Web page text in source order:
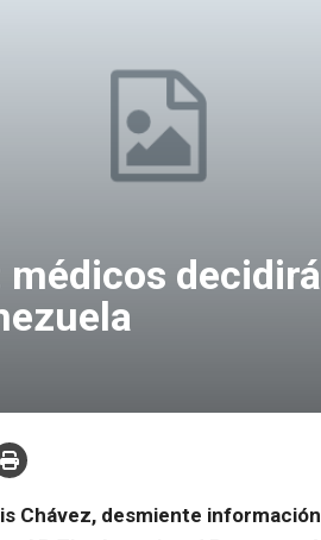
Chávez, desmiente